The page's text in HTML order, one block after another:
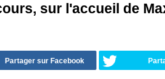
sur l'accueil de
Partager sur Facebook